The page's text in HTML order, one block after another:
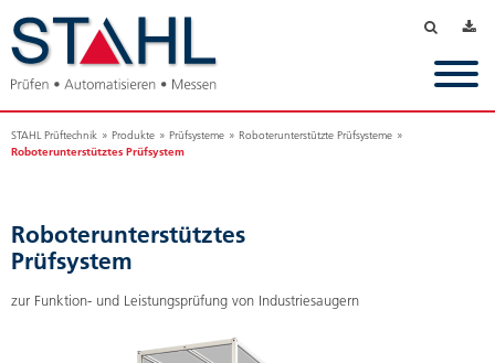
Navigation
STAHL Prüftechnik Produkte Prüfsysteme Roboterunterstützte Prüfsysteme
Roboterunterstütztes Prüfsystem
Roboterunterstütztes
Prüfsystem
zur Funktion- und Leistungsprüfung von Industriesaugern